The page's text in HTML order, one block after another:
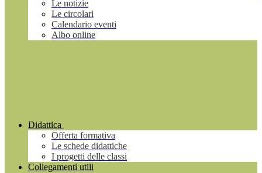
Le notizie
Le circolari
Calendario eventi
Albo online
Didattica
Offerta formativa
Le schede didattiche
I progetti delle classi
Collegamenti utili